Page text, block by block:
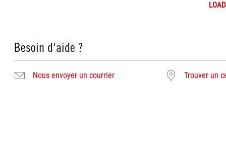
Besoin d'aide ?
Nous envoyer un courrier Trouver un